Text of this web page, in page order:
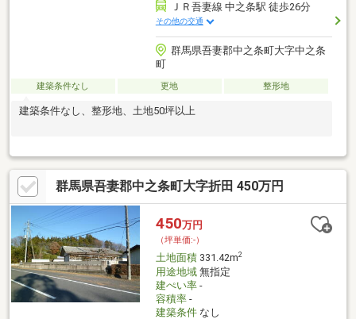
ＪＲ吾妻線 中之条駅 徒歩26分
その他の交通
群馬県吾妻郡中之条町大字中之条
町
建築条件なし 更地 整形地
建築条件なし、整形地、土地50坪以上
群馬県吾妻郡中之条町大字折田 450万円
450万円
（坪単価:-）
土地面積331.42m2
用途地域無指定
建ぺい率-
容積率-
建築条件なし